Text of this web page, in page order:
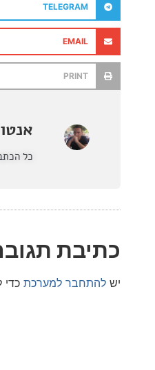
TELEGRAM
אנטון
תגובה
למערכתכדי לכתוב תגובה.